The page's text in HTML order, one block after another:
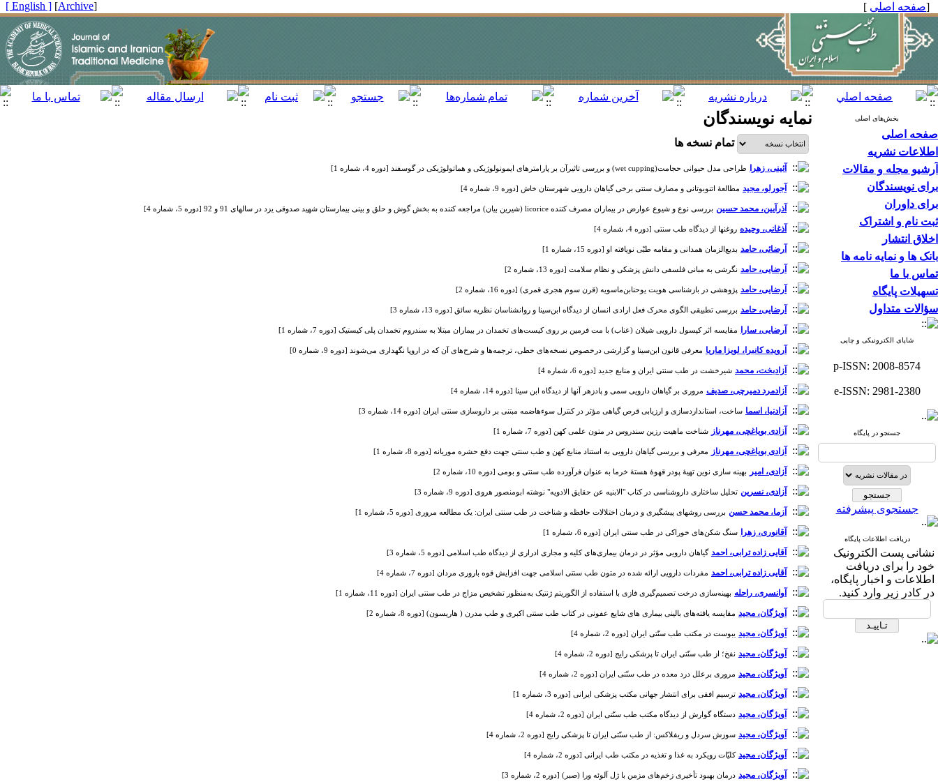
[صفحه اصلی ]
[
Archive
]
[ English ]
بخش‌های اصلی
صفحه اصلی
اطلاعات نشریه
آرشیو مجله و مقالات
برای نویسندگان
برای داوران
ثبت نام و اشتراک
اخلاق انتشار
بانک ها و نمایه نامه ها
تماس با ما
تسهیلات پایگاه
سؤالات متداول
شاپای الکترونیکی و چاپی
p-ISSN: 2008-8574
e-ISSN: 2981-2380
جستجو در پایگاه
جستجوی پیشرفته
دریافت اطلاعات پایگاه
نشانی پست الکترونیک
خود را برای دریافت
اطلاعات و اخبار پایگاه،
در کادر زیر وارد کنید.
نمایه نویسندگان
تمام نسخه ها
آئینی، زهرا طراحی مدل حیوانی حجامت(wet cupping) و بررسی تاثیرآن بر پارامترهای ایمونولوژیکی و هماتولوژیکی در گوسفند [دوره 4، شماره 1]
آجورلو، مجید مطالعۀ اتنوبوتانی و مصارف سنتی برخی گیاهان دارویی شهرستان خاش [دوره 9، شماره 4]
آذرآیین، محمد حسین بررسی نوع و شیوع عوارض در بیماران مصرف کننده licorice (شیرین بیان) مراجعه کننده به بخش گوش و حلق و بینی بیمارستان شهید صدوقی یزد در سالهای 91 و 92 [دوره 5، شماره 4]
آذغانی، وحیده روغنها از دیدگاه طب سنتی [دوره 4، شماره 4]
آرضائی، حامد بدیع‌الزمان همدانی و مقامه طبّی نویافته او [دوره 15، شماره 1]
آرضایی، حامد نگرشی به مبانی فلسفی دانش پزشکی و نظام سلامت [دوره 13، شماره 2]
آرضایی، حامد پژوهشی در بازشناسی هویت یوحنابن‌‌‌ماسویه (قرن سوم هجری قمری) [دوره 16، شماره 2]
آرضایی، حامد بررسی تطبیقی الگوی محرک فعل ارادی انسان از دیدگاه ابن‌سینا و روانشناسان نظریه سائق [دوره 13، شماره 3]
آرضایی، سارا مقایسه اثر کپسول دارویی شیلان (عناب) با مت فرمین بر روی کیست‌های تخمدان در بیماران مبتلا به سندروم تخمدان پلی کیستیک [دوره 7، شماره 1]
آرویده کانبرا، لویزا ماریا معرفی قانون ابن‌سینا و گزارشی درخصوص نسخه‌های خطی، ترجمه‌ها و شرح‌های آن که در اروپا نگهداری می‌شوند [دوره 9، شماره 0]
آزادبخت، محمد شیرخشت در طب سنتی ایران و منابع جدید [دوره 6، شماره 4]
آزادمرد دمیرچی، صدیف مروری بر گیاهان دارویی سمی و پادزهر آنها از دیدگاه ابن‌ سینا [دوره 14، شماره 4]
آزادنیا، اسما ساخت، استانداردسازی و ارزیابی قرص گیاهی مؤثر در کنترل سوءهاضمه مبتنی بر داروسازی سنتی ایران [دوره 14، شماره 3]
آزادی بویاغچی، مهرناز شناخت ماهیت رزین سندروس در متون علمی کهن [دوره 7، شماره 1]
آزادی بویاغچی، مهرناز معرفی و بررسی گیاهان دارویی به استناد منابع کهن و طب سنتی جهت دفع حشره موریانه [دوره 8، شماره 1]
آزادی، امیر بهینه سازی نوین تهیۀ پودر قهوۀ هستۀ خرما به عنوان فرآورده طب سنتی و بومی [دوره 10، شماره 2]
آزادی، نسرین تحلیل ساختاری داروشناسی در کتاب "الابنیه عن حقایق الادویه" نوشته ابومنصور هروی [دوره 9، شماره 3]
آزما، محمد حسن بررسی روشهای پیشگیری و درمان اختلالات حافظه و شناخت در طب سنتی ایران: یک مطالعه مروری [دوره 5، شماره 1]
آقانوری، زهرا سنگ شکن‌های خوراکی در طب سنتی ایران [دوره 6، شماره 1]
آقایی زاده ترابی، احمد گیاهان دارویی مؤثر در درمان بیماری‌های کلیه و مجاری ادراری از دیدگاه طب اسلامی [دوره 5، شماره 3]
آقایی زاده ترابی، احمد مفردات دارویی ارائه شده در متون طب سنتی اسلامی جهت افزایش قوه باروری مردان [دوره 7، شماره 4]
آوانسری، راحله بهینه‌سازی درخت تصمیم‌گیری فازی با استفاده از الگوریتم ژنتیک به‌منظور تشخیص مزاج در طب سنتی ایران [دوره 11، شماره 1]
آویژگان، مجید مقایسه یافته‌های بالینی بیماری های شایع عفونی در کتاب طب سنتی اکبری و طب مدرن ( هاریسون) [دوره 8، شماره 2]
آویژگان، مجید یبوست در مکتب طب سنّتی ایران [دوره 2، شماره 4]
آویژگان، مجید نفخ؛ از طب سنّتی ایران تا پزشکی رایج [دوره 2، شماره 4]
آویژگان، مجید مروری برعلل درد معده در طب سنّتی ایران [دوره 2، شماره 4]
آویژگان، مجید ترسیم افقی برای انتشار جهانی مکتب پزشکی ایرانی [دوره 3، شماره 1]
آویژگان، مجید دستگاه گوارش از دیدگاه مکتب طب سنّتی ایران [دوره 2، شماره 4]
آویژگان، مجید سوزش سردل و ریفلاکس: از طب سنّتی ایران تا پزشکی رایج [دوره 2، شماره 4]
آویژگان، مجید کلیّات رویکرد به غذا و تغذیه در مکتب طب ایرانی [دوره 2، شماره 4]
آویژگان، مجید درمان بهبود تأخیری زخم‌های مزمن با ژل آلوئه ورا (صبر) [دوره 2، شماره 3]